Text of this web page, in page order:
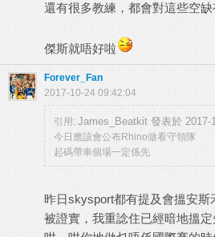
還有很多教練，都會對這些空缺
傑斯就唔好啦
Forever_Fan
2017-10-24 09:42:04
引用: James_Beatkit 發表於 2017-
今日應該會公布Rhino做看守領隊
起碼帶車個場一定係先
昨日skysport都有提及會搵安斯
被證實，我重諗住已經暗地搵